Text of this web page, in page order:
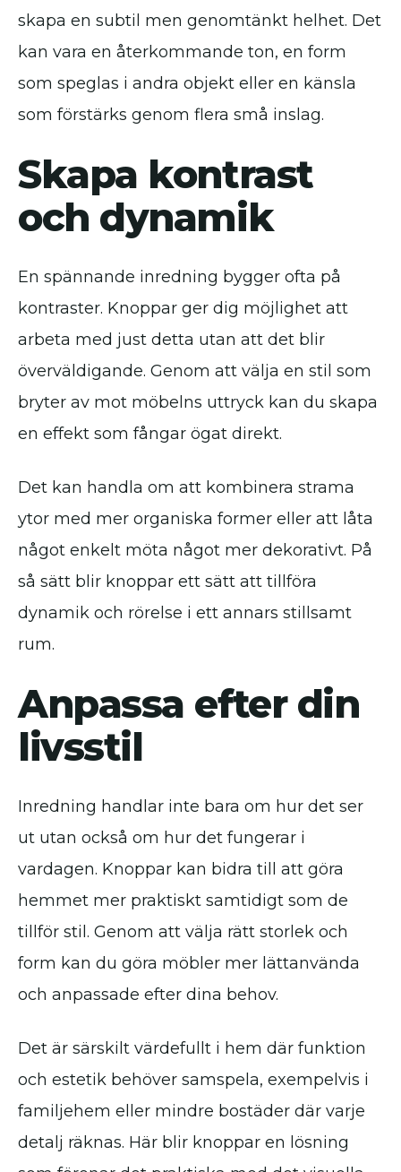
skapa en subtil men genomtänkt helhet. Det
kan vara en återkommande ton, en form
som speglas i andra objekt eller en känsla
som förstärks genom flera små inslag.
Skapa kontrast
och dynamik
En spännande inredning bygger ofta på
kontraster. Knoppar ger dig möjlighet att
arbeta med just detta utan att det blir
överväldigande. Genom att välja en stil som
bryter av mot möbelns uttryck kan du skapa
en effekt som fångar ögat direkt.
Det kan handla om att kombinera strama
ytor med mer organiska former eller att låta
något enkelt möta något mer dekorativt. På
så sätt blir knoppar ett sätt att tillföra
dynamik och rörelse i ett annars stillsamt
rum.
Anpassa efter din
livsstil
Inredning handlar inte bara om hur det ser
ut utan också om hur det fungerar i
vardagen. Knoppar kan bidra till att göra
hemmet mer praktiskt samtidigt som de
tillför stil. Genom att välja rätt storlek och
form kan du göra möbler mer lättanvända
och anpassade efter dina behov.
Det är särskilt värdefullt i hem där funktion
och estetik behöver samspela, exempelvis i
familjehem eller mindre bostäder där varje
detalj räknas. Här blir knoppar en lösning